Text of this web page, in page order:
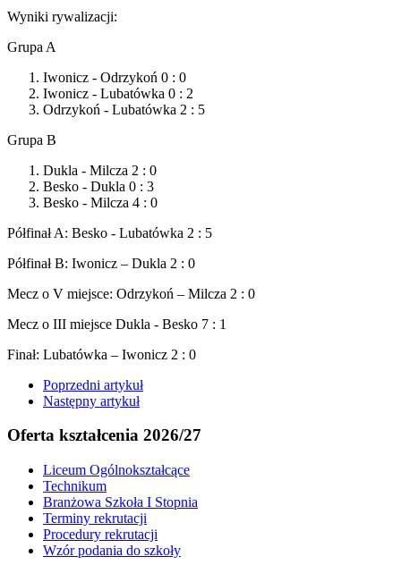
Wyniki rywalizacji:
Grupa A
Iwonicz - Odrzykoń 0 : 0
Iwonicz - Lubatówka 0 : 2
Odrzykoń - Lubatówka 2 : 5
Grupa B
Dukla - Milcza 2 : 0
Besko - Dukla 0 : 3
Besko - Milcza 4 : 0
Półfinał A: Besko - Lubatówka 2 : 5
Półfinał B: Iwonicz – Dukla 2 : 0
Mecz o V miejsce: Odrzykoń – Milcza 2 : 0
Mecz o III miejsce Dukla - Besko 7 : 1
Finał: Lubatówka – Iwonicz 2 : 0
Poprzedni artykuł
Następny artykuł
Oferta kształcenia 2026/27
Liceum Ogólnokształcące
Technikum
Branżowa Szkoła I Stopnia
Terminy rekrutacji
Procedury rekrutacji
Wzór podania do szkoły